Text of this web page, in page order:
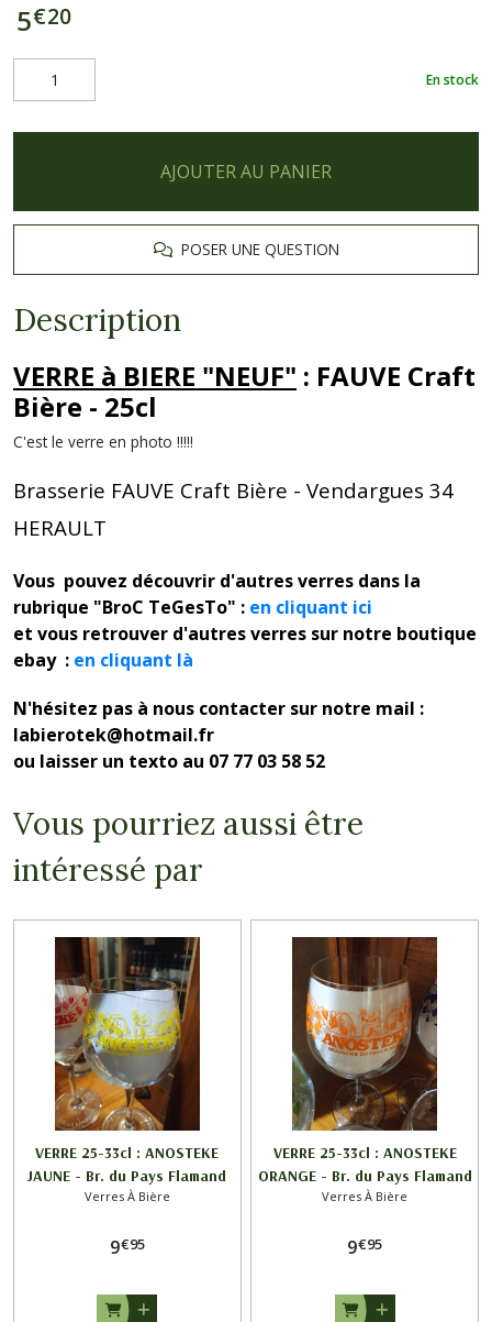
5€20
En stock
AJOUTER AU PANIER
POSER UNE QUESTION
Description
VERRE à BIERE "NEUF" : FAUVE Craft
Bière - 25cl
C'est le verre en photo !!!!!
Brasserie FAUVE Craft Bière - Vendargues 34
HERAULT
Vous pouvez découvrir d'autres verres dans la
rubrique "BroC TeGesTo" : en cliquant ici
et vous retrouver d'autres verres sur notre boutique
ebay : en cliquant là
N'hésitez pas à nous contacter sur notre mail :
labierotek@hotmail.fr
ou laisser un texto au 07 77 03 58 52
Vous pourriez aussi être
intéressé par
VERRE 25-33cl : ANOSTEKE
JAUNE - Br. du Pays Flamand
Verres À Bière
9€95
VERRE 25-33cl : ANOSTEKE
ORANGE - Br. du Pays Flamand
Verres À Bière
9€95